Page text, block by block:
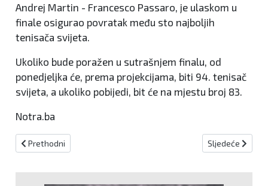
Andrej Martin - Francesco Passaro, je ulaskom u
finale osigurao povratak među sto najboljih
tenisača svijeta.
Ukoliko bude poražen u sutrašnjem finalu, od
ponedjeljka će, prema projekcijama, biti 94. tenisač
svijeta, a ukoliko pobijedi, bit će na mjestu broj 83.
Notra.ba
Prethodni članak: Shiffrin juriša ka 100. pobjedi u Svjetskom
Prethodni Sljedeći
Sljedeće